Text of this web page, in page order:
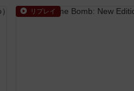
リプレイ